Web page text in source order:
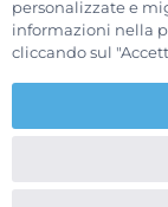
personalizzate e
informazioni nella
cliccando sul